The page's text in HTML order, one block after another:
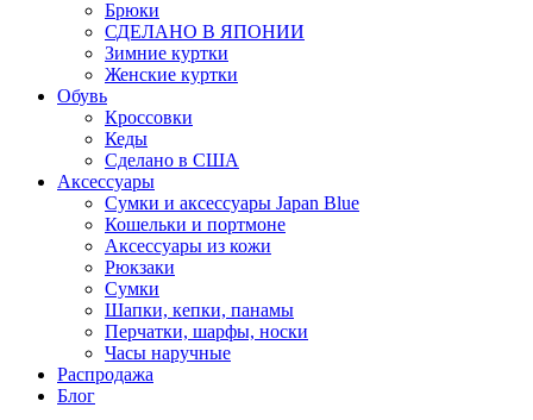
Брюки
СДЕЛАНО В ЯПОНИИ
Зимние куртки
Женские куртки
Обувь
Кроссовки
Кеды
Сделано в США
Аксессуары
Сумки и аксессуары Japan Blue
Кошельки и портмоне
Аксессуары из кожи
Рюкзаки
Сумки
Шапки, кепки, панамы
Перчатки, шарфы, носки
Часы наручные
Распродажа
Блог